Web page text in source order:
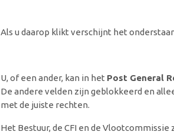
Als u daarop klikt verschijnt het
U, of een ander, kan in het Post General
De andere velden zijn geblokkeerd en
met de juiste rechten.
Het Bestuur, de CFI en de